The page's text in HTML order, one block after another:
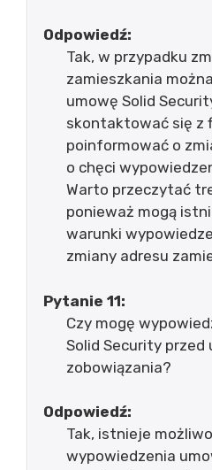
Odpowiedź:
Tak, w przypadku
zamieszkania
umowę Solid
skontaktować się z
poinformować o
o chęci
Warto przeczytać
ponieważ mogą
warunki
zmiany adresu
Pytanie 11:
Czy mogę
Solid Security przed
zobowiązania?
Odpowiedź:
Tak, istnieje
wypowiedzenia